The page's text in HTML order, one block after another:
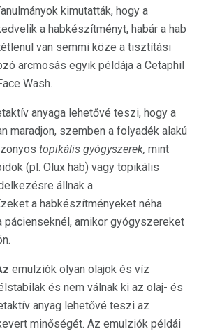
kimutatták, hogy a
a habkészítményt, habár a hab
van semmi köze a tisztítási
arcmosás egyik példája a Cetaphil
Wash.
anyaga lehetővé teszi, hogy a
maradjon, szemben a folyadék alakú
topikális gyógyszerek, mint
(pl. Olux hab) vagy topikális
állnak a
a habkészítményeket néha
amikor gyógyszereket
emulziók olyan olajok és víz
és nem válnak ki az olaj- és
anyag lehetővé teszi az
minőségét. Az emulziók példái